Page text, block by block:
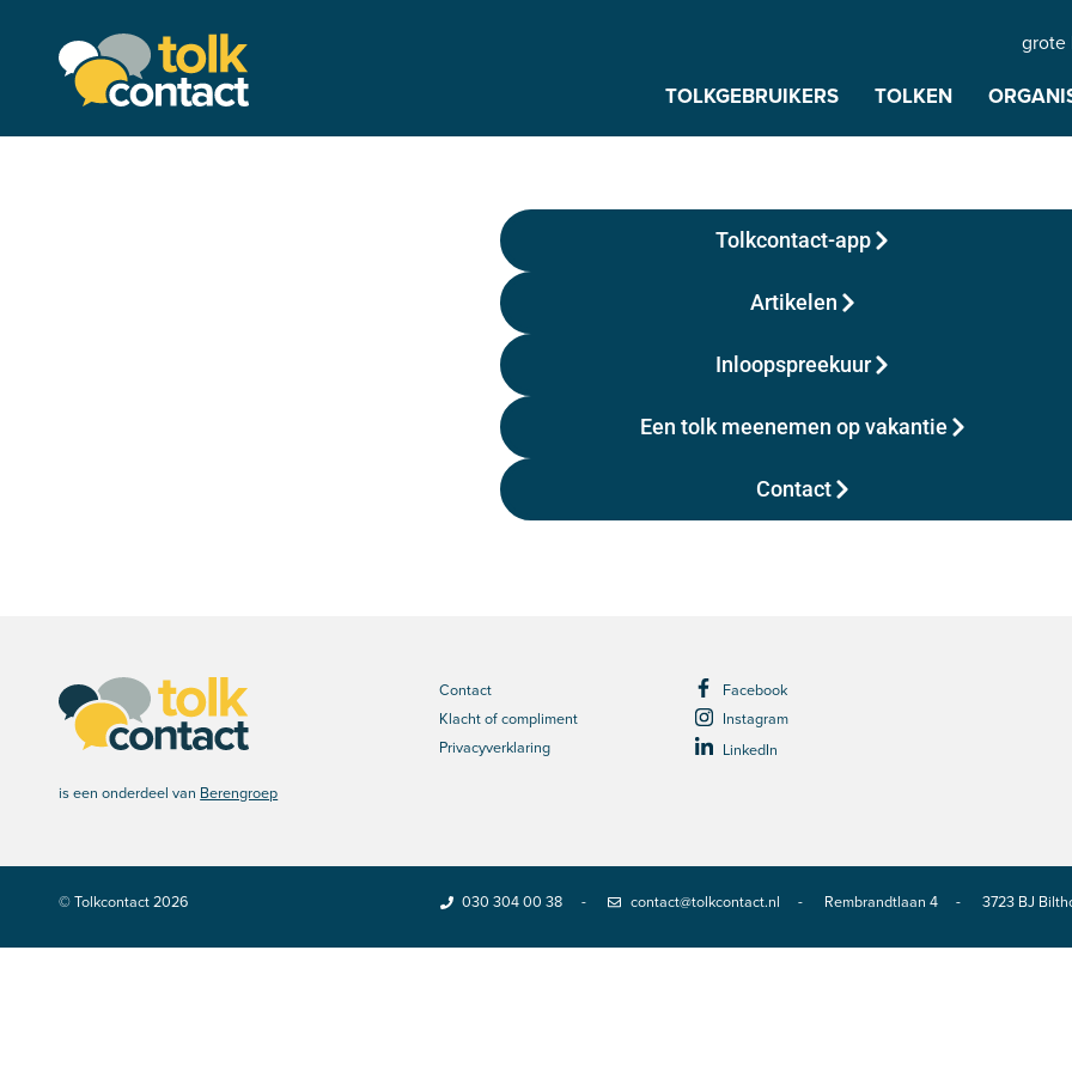
grote
TOLKGEBRUIKERS TOLKEN
Tolkcontact-app
Artikelen
Inloopspreekuur
Een tolk meenemen op vakantie
Contact
is een onderdeel van Berengroep
Contact
Klacht of compliment
Privacyverklaring
Facebook
Instagram
LinkedIn
©Tolkcontact2026 030 304 00 38 contact@tolkcontact.nl Rembrandtlaan 4 3723 BJ